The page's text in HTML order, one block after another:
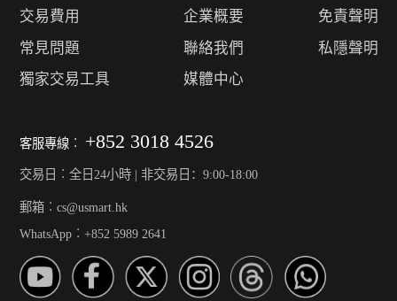
交易費用
常見問題
獨家交易工具
企業概要
聯絡我們
媒體中心
免責聲明
私隱聲明
客服專線︰ +852 3018 4526
交易日︰全日24小時 | 非交易日：9:00-18:00
郵箱︰cs@usmart.hk
WhatsApp︰+852 5989 2641